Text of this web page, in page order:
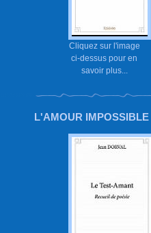
Cliquez sur l'image
ci-dessus pour en
savoir plus...
L'AMOUR IMPOSSIBLE